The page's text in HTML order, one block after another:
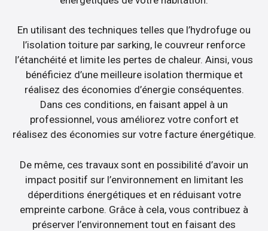
En utilisant des techniques telles que l’hydrofuge ou
l’isolation toiture par sarking, le couvreur renforce
l’étanchéité et limite les pertes de chaleur. Ainsi, vous
bénéficiez d’une meilleure isolation thermique et
réalisez des économies d’énergie conséquentes.
Dans ces conditions, en faisant appel à un
professionnel, vous améliorez votre confort et
réalisez des économies sur votre facture énergétique.
De même, ces travaux sont en possibilité d’avoir un
impact positif sur l’environnement en limitant les
déperditions énergétiques et en réduisant votre
empreinte carbone. Grâce à cela, vous contribuez à
préserver l’environnement tout en faisant des